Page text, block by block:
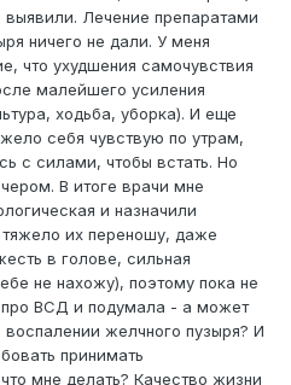
выявили. Лечение препаратами
ничего не дали. У меня
что ухудшения самочувствия
малейшего усиления
ходьба, уборка). И еще
себя чувствую по утрам,
с силами, чтобы встать. Но
В итоге врачи мне
и назначили
тяжело их переношу, даже
в голове, сильная
не нахожу), поэтому пока не
про ВСД и подумала - а может
желчного пузыря? И
принимать
мне делать? Качество жизни